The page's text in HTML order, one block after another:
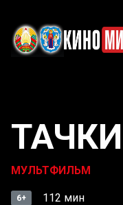
ТАЧКИ
МУЛЬТФИЛЬМ
6+ 112 мин